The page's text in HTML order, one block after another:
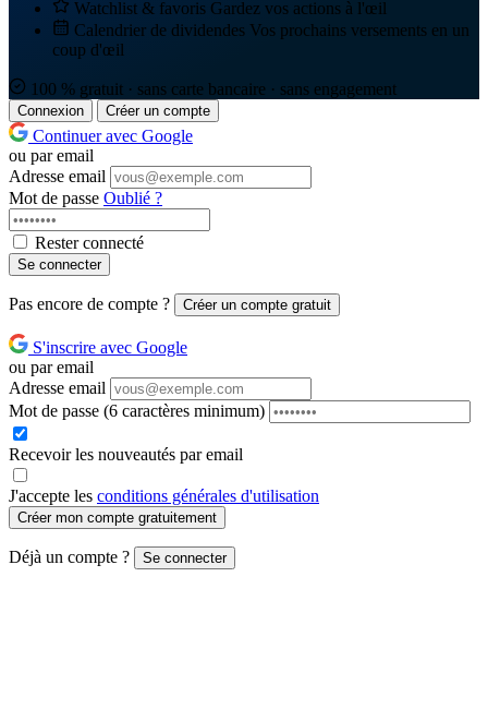
Watchlist & favoris Gardez vos actions à l'œil
Calendrier de dividendes Vos prochains versements en un
coup d'œil
100 % gratuit · sans carte bancaire · sans engagement
Connexion Créer un compte
Continuer avec Google
ou par email
Adresse email
Mot de passe Oublié ?
Rester connecté
Se connecter
Pas encore de compte ? Créer un compte gratuit
S'inscrire avec Google
ou par email
Adresse email
Mot de passe (6 caractères minimum)
Recevoir les nouveautés par email
J'accepte les conditions générales d'utilisation
Créer mon compte gratuitement
Déjà un compte ? Se connecter